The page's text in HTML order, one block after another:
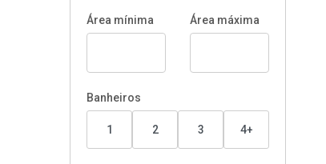
Área mínima Área máxima
Banheiros
1 2 3 4+